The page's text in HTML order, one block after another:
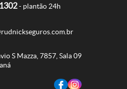
- plantão 24h
S Mazza, 7857, Sala 09